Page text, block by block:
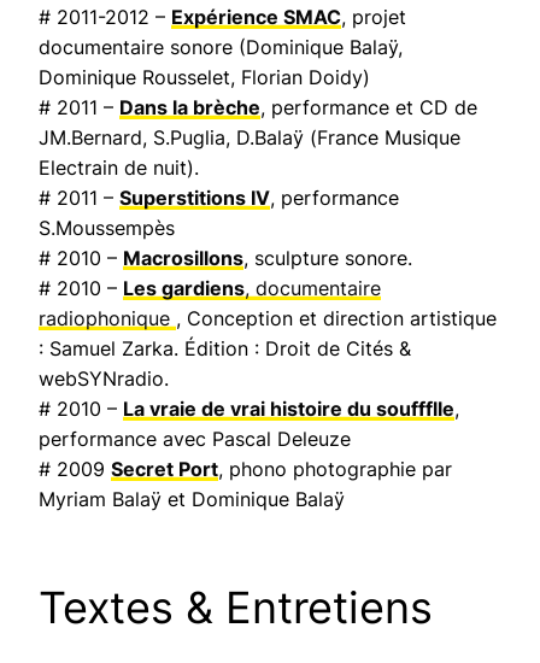
# 2011-2012 – Expérience SMAC, projet
documentaire sonore (Dominique Balaÿ,
Dominique Rousselet, Florian Doidy)
# 2011 – Dans la brèche, performance et CD de
JM.Bernard, S.Puglia, D.Balaÿ (France Musique
Electrain de nuit).
# 2011 – Superstitions IV, performance
S.Moussempès
# 2010 – Macrosillons, sculpture sonore.
# 2010 – Les gardiens, documentaire
radiophonique , Conception et direction artistique
: Samuel Zarka. Édition : Droit de Cités &
webSYNradio.
# 2010 – La vraie de vrai histoire du souffflle,
performance avec Pascal Deleuze
# 2009 Secret Port, phono photographie par
Myriam Balaÿ et Dominique Balaÿ
Textes & Entretiens